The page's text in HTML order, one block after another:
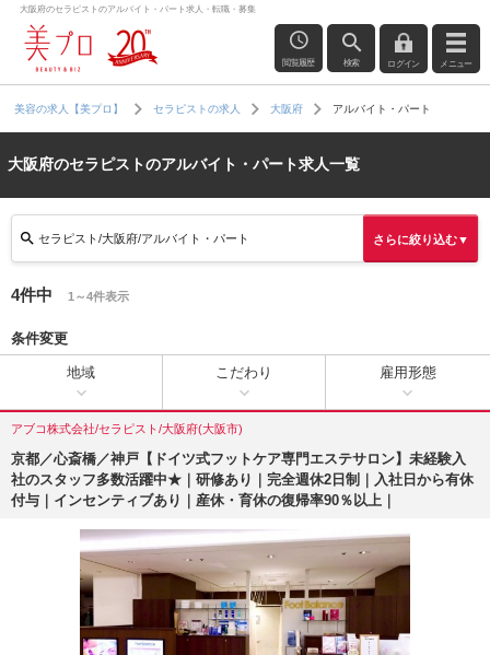
大阪府のセラピストのアルバイト・パート求人・転職・募集
閲覧履歴 検索 ログイン メニュー
美容の求人【美プロ】 セラピストの求人 大阪府 アルバイト・パート
大阪府のセラピストのアルバイト・パート求人一覧
セラピスト/大阪府/アルバイト・パート さらに絞り込む▼
4件中 1～4件表示
条件変更
地域 こだわり 雇用形態
アブコ株式会社/セラピスト/大阪府(大阪市)
京都／心斎橋／神戸【ドイツ式フットケア専門エステサロン】未経験入
社のスタッフ多数活躍中★｜研修あり｜完全週休2日制｜入社日から有休
付与｜インセンティブあり｜産休・育休の復帰率90％以上｜